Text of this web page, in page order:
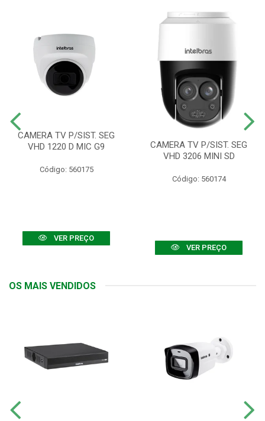
CAMERA TV P/SIST. SEG
VHD 1220 D MIC G9
Código: 560175
VER PREÇO
CAMERA TV P/SIST. SEG
VHD 3206 MINI SD
Código: 560174
VER PREÇO
OS MAIS VENDIDOS